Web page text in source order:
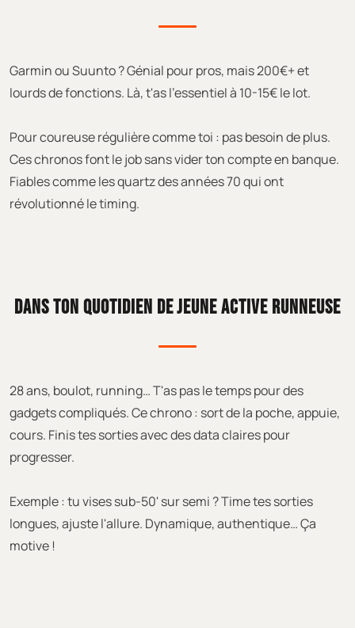
Garmin ou Suunto ? Génial pour pros, mais 200€+ et
lourds de fonctions. Là, t'as l'essentiel à 10-15€ le lot.
Pour coureuse régulière comme toi : pas besoin de plus.
Ces chronos font le job sans vider ton compte en banque.
Fiables comme les quartz des années 70 qui ont
révolutionné le timing.
DANS TON QUOTIDIEN DE JEUNE ACTIVE RUNNEUSE
28 ans, boulot, running… T'as pas le temps pour des
gadgets compliqués. Ce chrono : sort de la poche, appuie,
cours. Finis tes sorties avec des data claires pour
progresser.
Exemple : tu vises sub-50' sur semi ? Time tes sorties
longues, ajuste l'allure. Dynamique, authentique… Ça
motive !